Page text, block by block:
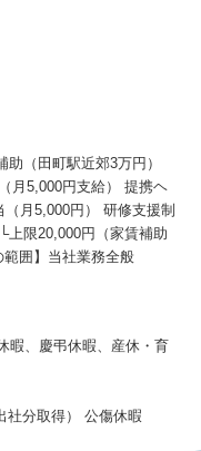
（田町駅近郊3万円）
月5,000円支給） 提携ヘ
月5,000円） 研修支援制
上限20,000円（家賃補助
囲】当社業務全般
暇、慶弔休暇、産休・育
社分取得） 公傷休暇